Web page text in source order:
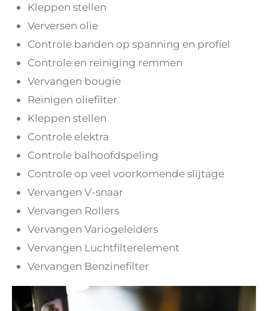
Kleppen stellen
Verversen olie
Controle banden op spanning en profiel
Controle en reiniging remmen
Vervangen bougie
Reinigen oliefilter
Kleppen stellen
Controle elektra
Controle balhoofdspeling
Controle op veel voorkomende slijtage
Vervangen V-snaar
Vervangen Rollers
Vervangen Variogeleiders
Vervangen Luchtfilterelement
Vervangen Benzinefilter